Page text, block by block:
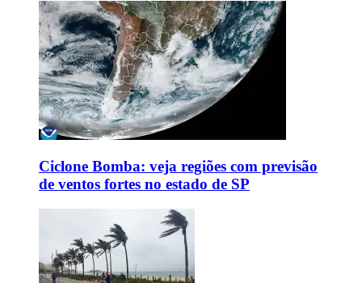
Ciclone Bomba: veja regiões com previsão
de ventos fortes no estado de SP